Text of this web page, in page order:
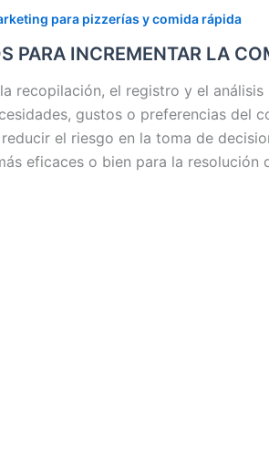
para pizzerías y comida rápida
PARA INCREMENTAR LA
recopilación, el registro y el
gustos o preferencias del
el riesgo en la toma de
eficaces o bien para la resolución